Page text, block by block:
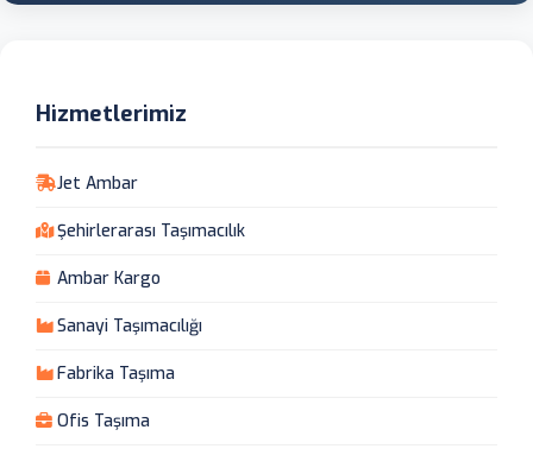
Hizmetlerimiz
Jet Ambar
Şehirlerarası Taşımacılık
Ambar Kargo
Sanayi Taşımacılığı
Fabrika Taşıma
Ofis Taşıma